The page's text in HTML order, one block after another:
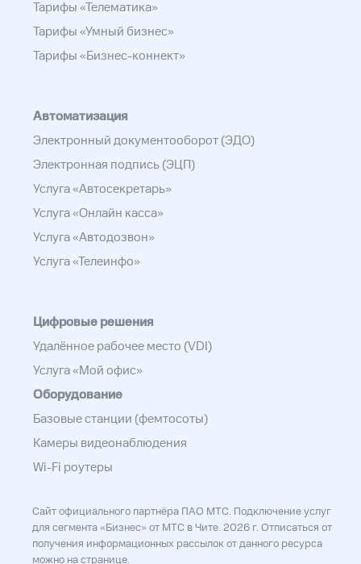
Тарифы «Телематика»
Тарифы «Умный бизнес»
Тарифы «Бизнес-коннект»
Автоматизация
Электронный документооборот (ЭДО)
Электронная подпись (ЭЦП)
Услуга «Автосекретарь»
Услуга «Онлайн касса»
Услуга «Автодозвон»
Услуга «Телеинфо»
Цифровые решения
Удалённое рабочее место (VDI)
Услуга «Мой офис»
Оборудование
Базовые станции (фемтосоты)
Камеры видеонаблюдения
Wi-Fi роутеры
Сайт официального партнёра ПАО МТС. Подключение услуг
для сегмента «Бизнес» от МТС в Чите. 2026 г. Отписаться от
получения информационных рассылок от данного ресурса
можно на странице.